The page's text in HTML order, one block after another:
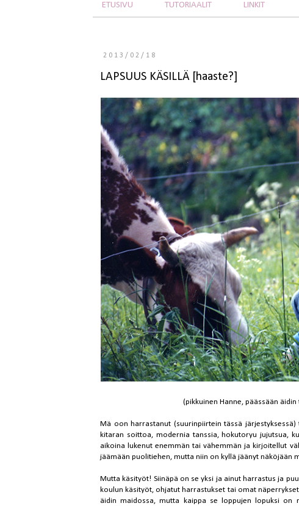
ETUSIVU TUTORIAALIT LINKIT
2013/02/18
LAPSUUS KÄSILLÄ [haaste?]
(pikkuinen Hanne, päässään
Mä oon harrastanut (suurinpiirtein tässä
kitaran soittoa, modernia tanssia, hokutoryu jujutsua,
aikoina lukenut enemmän tai vähemmän ja kirjoitellut
jäämään puolitiehen, mutta niin on kyllä jäänyt näköjään
Mutta käsityöt! Siinäpä on se yksi ja ainut harrastus ja
koulun käsityöt, ohjatut harrastukset tai omat
äidin maidossa, mutta kaippa se loppujen lopuksi on